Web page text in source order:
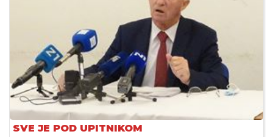
SVE JE POD UPITNIKOM